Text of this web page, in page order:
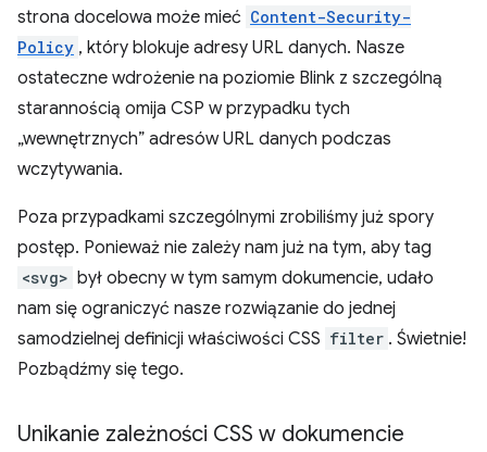
strona docelowa może mieć Content-Security-
Policy , który blokuje adresy URL danych. Nasze
ostateczne wdrożenie na poziomie Blink z szczególną
starannością omija CSP w przypadku tych
„wewnętrznych” adresów URL danych podczas
wczytywania.
Poza przypadkami szczególnymi zrobiliśmy już spory
postęp. Ponieważ nie zależy nam już na tym, aby tag
<svg> był obecny w tym samym dokumencie, udało
nam się ograniczyć nasze rozwiązanie do jednej
samodzielnej definicji właściwości CSS filter . Świetnie!
Pozbądźmy się tego.
Unikanie zależności CSS w dokumencie